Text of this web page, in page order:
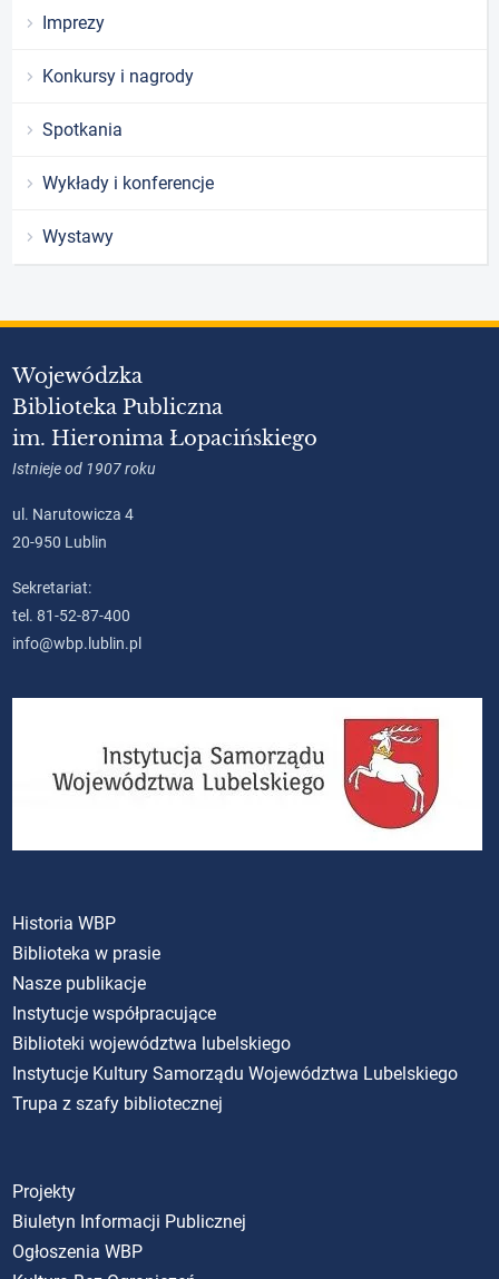
Imprezy
Konkursy i nagrody
Spotkania
Wykłady i konferencje
Wystawy
Wojewódzka
Biblioteka Publiczna
im. Hieronima Łopacińskiego
Istnieje od 1907 roku
ul. Narutowicza 4
20-950 Lublin
Sekretariat:
tel. 81-52-87-400
info@wbp.lublin.pl
Historia WBP
Biblioteka w prasie
Nasze publikacje
Instytucje współpracujące
Biblioteki województwa lubelskiego
Instytucje Kultury Samorządu Województwa Lubelskiego
Trupa z szafy bibliotecznej
Projekty
Biuletyn Informacji Publicznej
Ogłoszenia WBP